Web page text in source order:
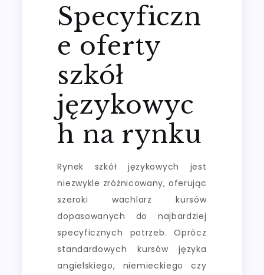
Specyficzn
e oferty
szkół
językowyc
h na rynku
Rynek szkół językowych jest
niezwykle zróżnicowany, oferując
szeroki wachlarz kursów
dopasowanych do najbardziej
specyficznych potrzeb. Oprócz
standardowych kursów języka
angielskiego, niemieckiego czy